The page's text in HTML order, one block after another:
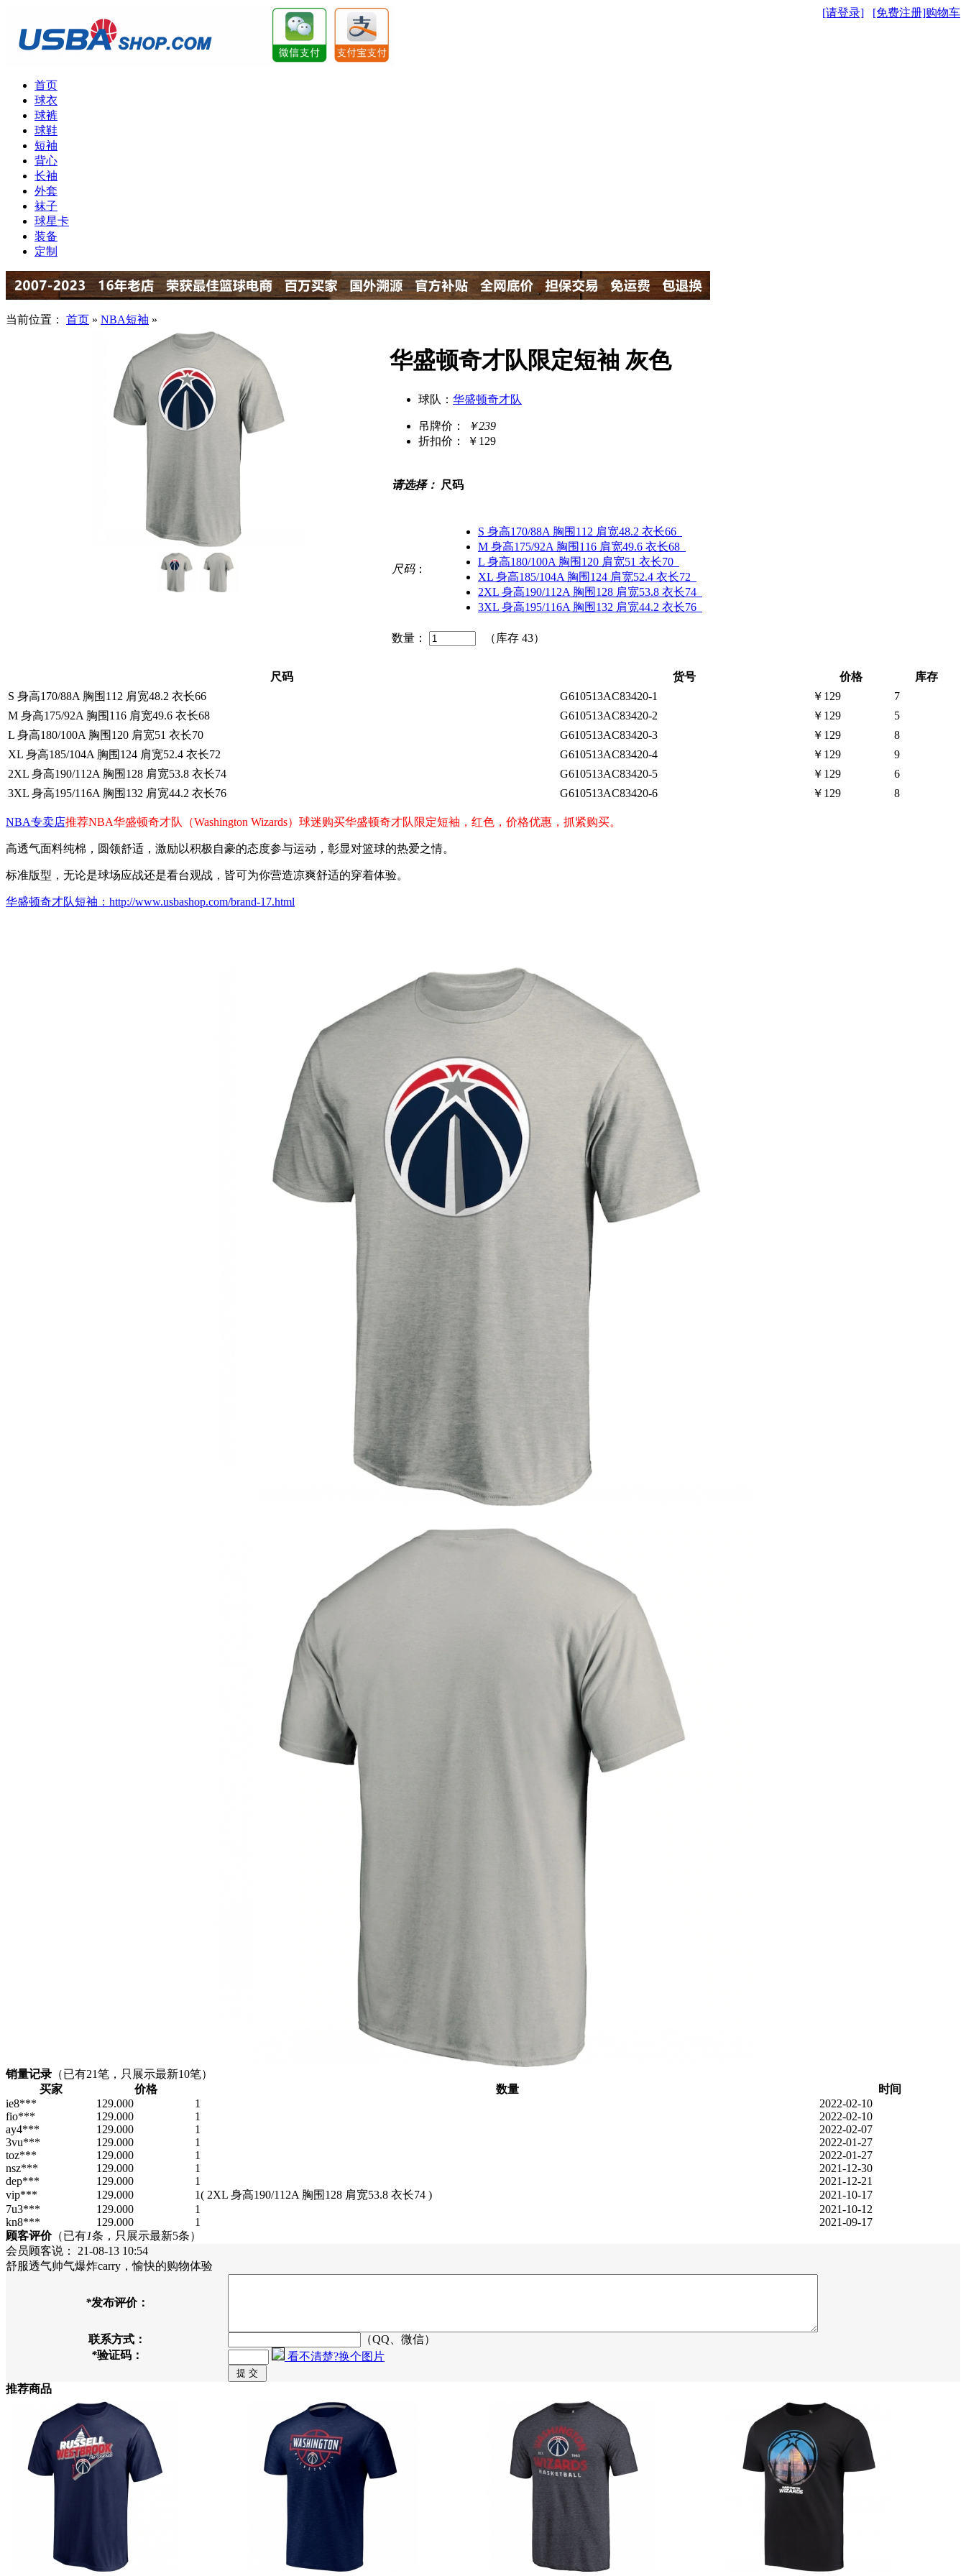
[请登录] [免费注册]购物车
首页
球衣
球裤
球鞋
短袖
背心
长袖
外套
袜子
球星卡
装备
定制
当前位置： 首页 » NBA短袖 »
华盛顿奇才队限定短袖 灰色
球队： 华盛顿奇才队
吊牌价：
￥239
折扣价：
￥129
请选择： 尺码
尺码：
S 身高170/88A 胸围112 肩宽48.2 衣长66
M 身高175/92A 胸围116 肩宽49.6 衣长68
L 身高180/100A 胸围120 肩宽51 衣长70
XL 身高185/104A 胸围124 肩宽52.4 衣长72
2XL 身高190/112A 胸围128 肩宽53.8 衣长74
3XL 身高195/116A 胸围132 肩宽44.2 衣长76
数量： （库存 43）
尺码 货号 价格
库存
S 身高170/88A 胸围112 肩宽48.2 衣长66
G610513AC83420-1 ￥129
7
M 身高175/92A 胸围116 肩宽49.6 衣长68
G610513AC83420-2 ￥129
5
L 身高180/100A 胸围120 肩宽51 衣长70
G610513AC83420-3 ￥129
8
XL 身高185/104A 胸围124 肩宽52.4 衣长72
G610513AC83420-4 ￥129
9
2XL 身高190/112A 胸围128 肩宽53.8 衣长74
G610513AC83420-5 ￥129
6
3XL 身高195/116A 胸围132 肩宽44.2 衣长76
G610513AC83420-6 ￥129 8
NBA专卖店推荐NBA华盛顿奇才队（Washington Wizards）球迷购买华盛顿奇才队限定短袖，红色，价格优惠，抓紧购买。
高透气面料纯棉，圆领舒适，激励以积极自豪的态度参与运动，彰显对篮球的热爱之情。
标准版型，无论是球场应战还是看台观战，皆可为你营造凉爽舒适的穿着体验。
华盛顿奇才队短袖：http://www.usbashop.com/brand-17.html
销量记录 （已有21笔，只展示最新10笔）
买家
价格 数量
时间
ie8***
129.000 1
2022-02-10
fio***
129.000 1
2022-02-10
ay4***
129.000 1
2022-02-07
3vu***
129.000 1
2022-01-27
toz***
129.000 1
2022-01-27
nsz***
129.000 1
2021-12-30
dep***
129.000 1
2021-12-21
vip***
129.000 1( 2XL 身高190/112A 胸围128 肩宽53.8 衣长74 )
2021-10-17
7u3***
129.000 1
2021-10-12
kn8***
129.000 1
2021-09-17
顾客评价（已有1条，只展示最新5条）
会员顾客说： 21-08-13 10:54
舒服透气帅气爆炸carry，愉快的购物体验
*发布评价：
联系方式：
（QQ、微信）
*验证码： 看不清楚?换个图片
推荐商品